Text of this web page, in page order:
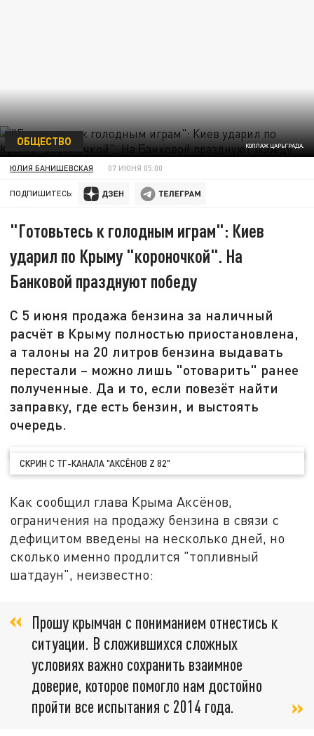
КОЛЛАЖ ЦАРЬГРАДА.
ОБЩЕСТВО
ЮЛИЯ БАНИШЕВСКАЯ 07 ИЮНЯ 05:00
ПОДПИШИТЕСЬ:
"Готовьтесь к голодным играм": Киев
ударил по Крыму "короночкой". На
Банковой празднуют победу
С 5 июня продажа бензина за наличный
расчёт в Крыму полностью приостановлена,
а талоны на 20 литров бензина выдавать
перестали – можно лишь "отоварить" ранее
полученные. Да и то, если повезёт найти
заправку, где есть бензин, и выстоять
очередь.
СКРИН С ТГ-КАНАЛА "АКСЁНОВ Z 82"
Как сообщил глава Крыма Аксёнов,
ограничения на продажу бензина в связи с
дефицитом введены на несколько дней, но
сколько именно продлится "топливный
шатдаун", неизвестно:
Прошу крымчан с пониманием отнестись к
ситуации. В сложившихся сложных
условиях важно сохранить взаимное
доверие, которое помогло нам достойно
пройти все испытания с 2014 года.